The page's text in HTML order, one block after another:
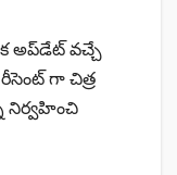
అప్‌డేట్‌ వచ్చే
గా చిత్ర